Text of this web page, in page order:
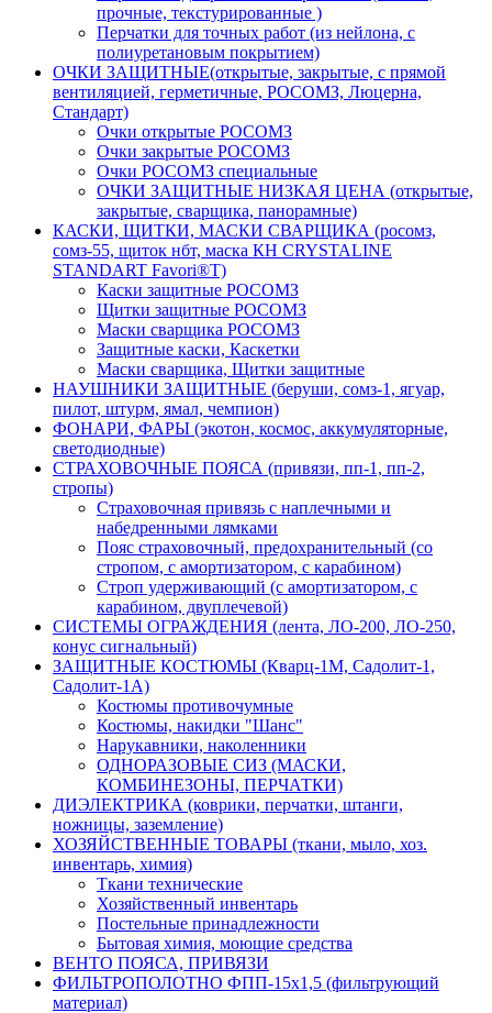
прочные, текстурированные )
Перчатки для точных работ (из нейлона, с
полиуретановым покрытием)
ОЧКИ ЗАЩИТНЫЕ(открытые, закрытые, с прямой
вентиляцией, герметичные, РОСОМЗ, Люцерна,
Стандарт)
Очки открытые РОСОМЗ
Очки закрытые РОСОМЗ
Очки РОСОМЗ специальные
ОЧКИ ЗАЩИТНЫЕ НИЗКАЯ ЦЕНА (открытые,
закрытые, сварщика, панорамные)
КАСКИ, ЩИТКИ, МАСКИ СВАРЩИКА (росомз,
сомз-55, щиток нбт, маска КН CRYSTALINE
STANDART Favori®T)
Каски защитные РОСОМЗ
Щитки защитные РОСОМЗ
Маски сварщика РОСОМЗ
Защитные каски, Каскетки
Маски сварщика, Щитки защитные
НАУШНИКИ ЗАЩИТНЫЕ (беруши, сомз-1, ягуар,
пилот, штурм, ямал, чемпион)
ФОНАРИ, ФАРЫ (экотон, космос, аккумуляторные,
светодиодные)
СТРАХОВОЧНЫЕ ПОЯСА (привязи, пп-1, пп-2,
стропы)
Страховочная привязь с наплечными и
набедренными лямками
Пояс страховочный, предохранительный (со
стропом, с амортизатором, с карабином)
Строп удерживающий (с амортизатором, с
карабином, двуплечевой)
СИСТЕМЫ ОГРАЖДЕНИЯ (лента, ЛО-200, ЛО-250,
конус сигнальный)
ЗАЩИТНЫЕ КОСТЮМЫ (Кварц-1М, Садолит-1,
Садолит-1А)
Костюмы противочумные
Костюмы, накидки "Шанс"
Нарукавники, наколенники
ОДНОРАЗОВЫЕ СИЗ (МАСКИ,
КОМБИНЕЗОНЫ, ПЕРЧАТКИ)
ДИЭЛЕКТРИКА (коврики, перчатки, штанги,
ножницы, заземление)
ХОЗЯЙСТВЕННЫЕ ТОВАРЫ (ткани, мыло, хоз.
инвентарь, химия)
Ткани технические
Хозяйственный инвентарь
Постельные принадлежности
Бытовая химия, моющие средства
ВЕНТО ПОЯСА, ПРИВЯЗИ
ФИЛЬТРОПОЛОТНО ФПП-15х1,5 (фильтрующий
материал)